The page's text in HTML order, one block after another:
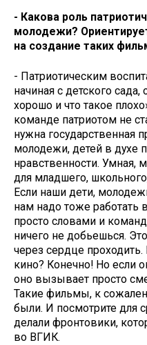
- Какова роль
молодежи?
на создание таких
- Патриотическим
начиная с детского сада,
хорошо и что такое
команде патриотом не
нужна государственная
молодежи, детей в духе
нравственности. Умная,
для младшего,
Если наши дети,
нам надо тоже работать
просто словами и
ничего не добьешься.
через сердце
кино? Конечно! Но если
оно вызывает просто
Такие фильмы, к
были. И посмотрите для
делали фронтовики,
во ВГИК.